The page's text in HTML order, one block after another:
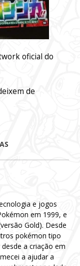
oficial do
de
e jogos
em 1999, e
Gold). Desde
pokémon tipo
a criação em
a ajudar a